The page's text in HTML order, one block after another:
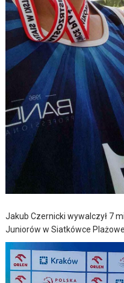
Jakub Czernicki wywalczył 7
Juniorów w Siatkówce